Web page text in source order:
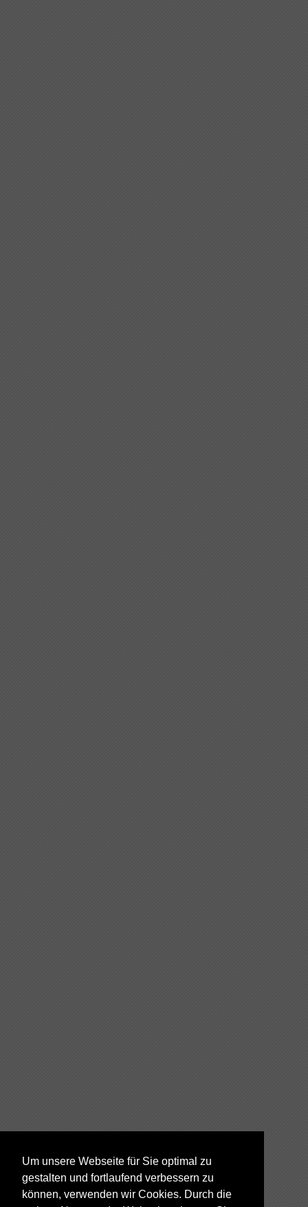
Um unsere Webseite für Sie optimal zu
gestalten und fortlaufend verbessern zu
können, verwenden wir Cookies. Durch die